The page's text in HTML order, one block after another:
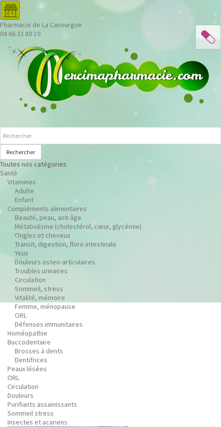
Pharmacie de La Canourgue
04 66 32 80 19
Rechercher
Toutes nos catégories
Santé
Vitamines
Adulte
Enfant
Compléments alimentaires
Beauté, peau, anti âge
Métabolisme (cholestérol, cœur, glycémie)
Ongles et cheveux
Transit, digestion, flore intestinale
Yeux
Douleurs osteo-articulaires
Troubles urinaires
Circulation
Sommeil, stress
Vitalité, mémoire
Femme, ménopause
ORL
Défenses immunitaires
Homéopathie
Buccodentaire
Brosses à dents
Dentifrices
Peaux lésées
ORL
Circulation
Douleurs
Purifiants assainissants
Sommeil stress
Insectes et acariens